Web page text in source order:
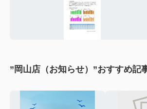
”岡山店（お知らせ）”おすすめ記